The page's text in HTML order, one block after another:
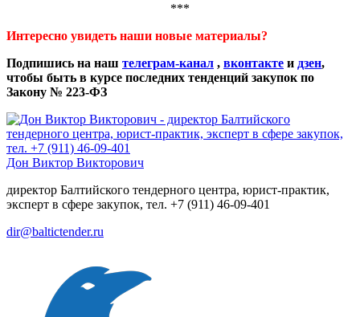
***
Интересно увидеть наши новые материалы?
Подпишись на наш телеграм-канал , вконтакте и дзен,
чтобы быть в курсе последних тенденций закупок по
Закону № 223-ФЗ
Дон Виктор Викторович
директор Балтийского тендерного центра, юрист-практик,
эксперт в сфере закупок, тел. +7 (911) 46-09-401
dir@baltictender.ru